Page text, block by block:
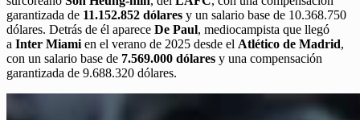
garantizada de 11.152.852 dólares y un salario base de 10.368.750
dólares. Detrás de él aparece De Paul, mediocampista que llegó
a Inter Miamien el verano de 2025 desde el Atlético de Madrid,
con un salario base de 7.569.000 dólares y una compensación
garantizada de 9.688.320 dólares.